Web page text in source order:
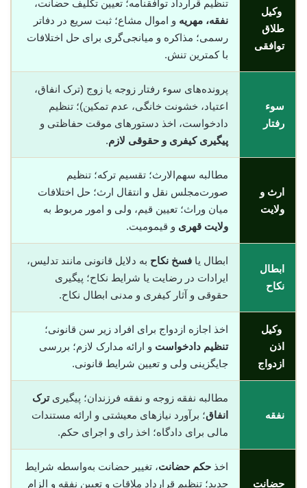
وکیل
طلاق
توافقی
تنظیم قرارداد توافقنامه؛ تعیین تکلیف حضانت،
نفقه، مهریه و اموال مشاع؛ ثبت سریع در دفاتر
رسمی؛ مذاکره و میانجی‌گری برای حل اختلافات
با کمترین تنش.
سوء
رفتار
پرونده‌های سوء رفتار زوجه یا زوج (ترک انفاق،
اعتیاد، خشونت خانگی، عدم تمکین)؛ تنظیم
دادخواست، اخذ دستورهای موقت حفاظتی و
پیگیری کیفری و حقوقی لازم.
ارث و
ولایت
مطالبه سهم‌الارث؛ تقسیم ترکه؛ تنظیم
صورت‌مجلس نقل و انتقال ارث؛ حل اختلافات
میان وراث؛ تعیین قیم، ولی و امور مربوط به
ولایت قهری و قیمومیت.
ابطال
نکاح
ابطال یا فسخ نکاح به دلایل قانونی مانند تدلیس،
ایرادات در رضایت یا شرایط نکاح؛ پیگیری
حقوقی و آثار کیفری و مدنی ابطال نکاح.
وکیل
اذن
ازدواج
اخذ اجازه ازدواج برای افراد زیر سن قانونی؛
تنظیم دادخواست و ارائه مدارک لازم؛ بررسی
جایگزینی ولی و تعیین شرایط قانونی.
نفقه
مطالبه نفقه زوجه و نفقه فرزندان؛ پیگیریترک
انفاق؛ برآورد نیازهای معیشتی و ارائه مستندات
مالی برای دادگاه؛ اخذ رای و اجرای حکم.
حضانت
اخذ حکم حضانت، تغییر حضانت به‌واسطه شرایط
جدید؛ تنظیم قرارداد ملاقات و تعیین نفقه و الزام